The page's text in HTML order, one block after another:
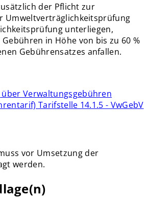
der Pflicht zur
Umweltverträglichkeitsprüfung
unterliegen,
in Höhe von bis zu 60 %
Gebührensatzes anfallen.
Verwaltungsgebühren
Tarifstelle 14.1.5 - VwGebV
vor Umsetzung der
werden.